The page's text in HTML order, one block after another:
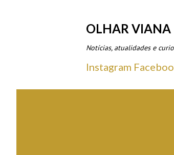
OLHAR VIANA
Notícias, atualidades e
Instagram